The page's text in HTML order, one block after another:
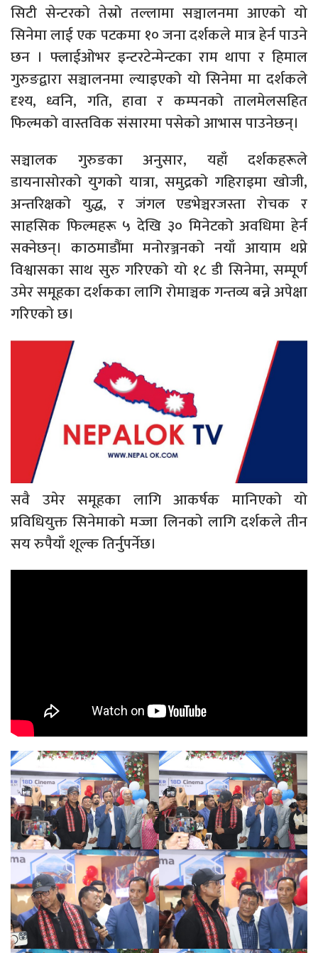
सिटी सेन्टरको तेस्रो तल्लामा सञ्चालनमा आएको यो
सिनेमा लाई एक पटकमा १० जना दर्शकले मात्र हेर्न पाउने
छन । फ्लाईओभर इन्टरटेन्मेन्टका राम थापा र हिमाल
गुरुङद्वारा सञ्चालनमा ल्याइएको यो सिनेमा मा दर्शकले
दृश्य, ध्वनि, गति, हावा र कम्पनको तालमेलसहित
फिल्मको वास्तविक संसारमा पसेको आभास पाउनेछन्।
सञ्चालक गुरुङका अनुसार, यहाँ दर्शकहरूले
डायनासोरको युगको यात्रा, समुद्रको गहिराइमा खोजी,
अन्तरिक्षको युद्ध, र जंगल एडभेञ्चरजस्ता रोचक र
साहसिक फिल्महरू ५ देखि ३० मिनेटको अवधिमा हेर्न
सक्नेछन्। काठमाडौंमा मनोरञ्जनको नयाँ आयाम थप्ने
विश्वासका साथ सुरु गरिएको यो १८ डी सिनेमा, सम्पूर्ण
उमेर समूहका दर्शकका लागि रोमाञ्चक गन्तव्य बन्ने अपेक्षा
गरिएको छ।
सवै उमेर समूहका लागि आकर्षक मानिएको यो
प्रविधियुक्त सिनेमाको मज्जा लिनको लागि दर्शकले तीन
सय रुपैयाँ शूल्क तिर्नुपर्नेछ।